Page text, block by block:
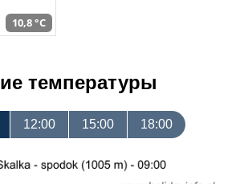
10,8 °C
температуры
12:00 15:00 18:00